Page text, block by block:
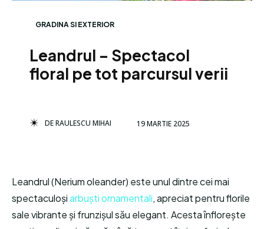
GRADINA SI EXTERIOR
Leandrul – Spectacol
floral pe tot parcursul verii
DERAULESCU MIHAI 19 MARTIE 2025
Leandrul (Nerium oleander) este unul dintre cei mai
spectaculoșiarbuști ornamentali, apreciat pentru florile
sale vibrante și frunzișul său elegant. Acesta înflorește